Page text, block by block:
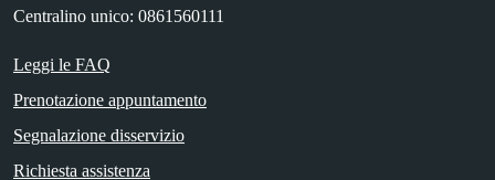
Centralino unico: 0861560111
Leggi le FAQ
Prenotazione appuntamento
Segnalazione disservizio
Richiesta assistenza